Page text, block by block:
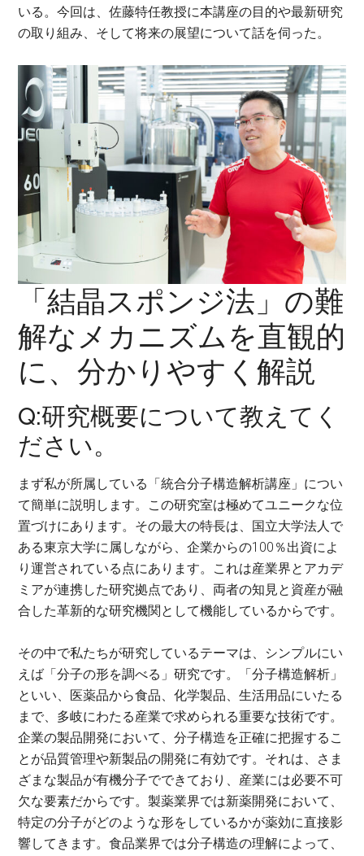
いる。今回は、佐藤特任教授に本講座の目的や最新研究
の取り組み、そして将来の展望について話を伺った。
「結晶スポンジ法」の難
解なメカニズムを直観的
に、分かりやすく解説
Q:研究概要について教えてく
ださい。
まず私が所属している「統合分子構造解析講座」につい
て簡単に説明します。この研究室は極めてユニークな位
置づけにあります。その最大の特長は、国立大学法人で
ある東京大学に属しながら、企業からの100％出資によ
り運営されている点にあります。これは産業界とアカデ
ミアが連携した研究拠点であり、両者の知見と資産が融
合した革新的な研究機関として機能しているからです。
その中で私たちが研究しているテーマは、シンプルにい
えば「分子の形を調べる」研究です。「分子構造解析」
といい、医薬品から食品、化学製品、生活用品にいたる
まで、多岐にわたる産業で求められる重要な技術です。
企業の製品開発において、分子構造を正確に把握するこ
とが品質管理や新製品の開発に有効です。それは、さま
ざまな製品が有機分子でできており、産業には必要不可
欠な要素だからです。製薬業界では新薬開発において、
特定の分子がどのような形をしているかが薬効に直接影
響してきます。食品業界では分子構造の理解によって、